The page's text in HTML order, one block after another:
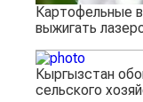
Картофельные
выжигать
Кыргызстан
сельского